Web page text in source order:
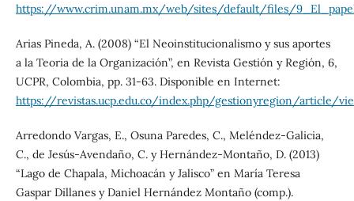
https://www.crim.unam.mx/web/sites/default/files/
Arias Pineda, A. (2008) “El Neoinstitucionalismo y sus aportes
a la Teoria de la Organización”, en Revista Gestión y Región, 6,
UCPR, Colombia, pp. 31-63. Disponible en Internet:
https://revistas.ucp.edu.co/index.php/gestionyregion/article/
Arredondo Vargas, E., Osuna Paredes, C., Meléndez-Galicia,
C., de Jesús-Avendaño, C. y Hernández-Montaño, D. (2013)
“Lago de Chapala, Michoacán y Jalisco” en María Teresa
Gaspar Dillanes y Daniel Hernández Montaño (comp.).